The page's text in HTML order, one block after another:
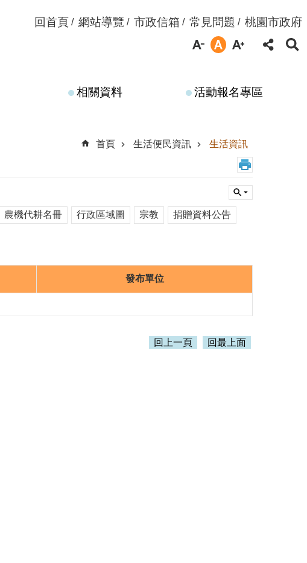
回首頁 網站導覽 市政信箱 常見問題 桃園市政府
相關資料 活動報名專區
首頁
生活便民資訊 生活資訊
農機代耕名冊 行政區域圖 宗教 捐贈資料公告
發布單位
回上一頁 回最上面